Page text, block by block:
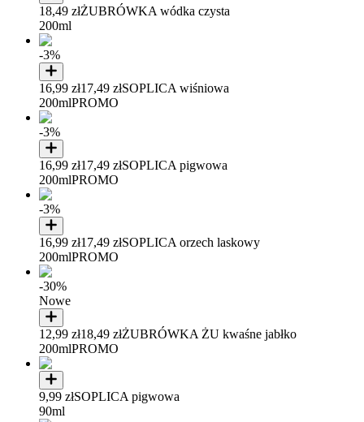
18,49 złŻUBRÓWKA wódka czysta
200ml
-3%
16,99 zł17,49 złSOPLICA wiśniowa
200mlPROMO
-3%
16,99 zł17,49 złSOPLICA pigwowa
200mlPROMO
-3%
16,99 zł17,49 złSOPLICA orzech laskowy
200mlPROMO
-30%
Nowe
12,99 zł18,49 złŻUBRÓWKA ŻU kwaśne jabłko
200mlPROMO
9,99 złSOPLICA pigwowa
90ml